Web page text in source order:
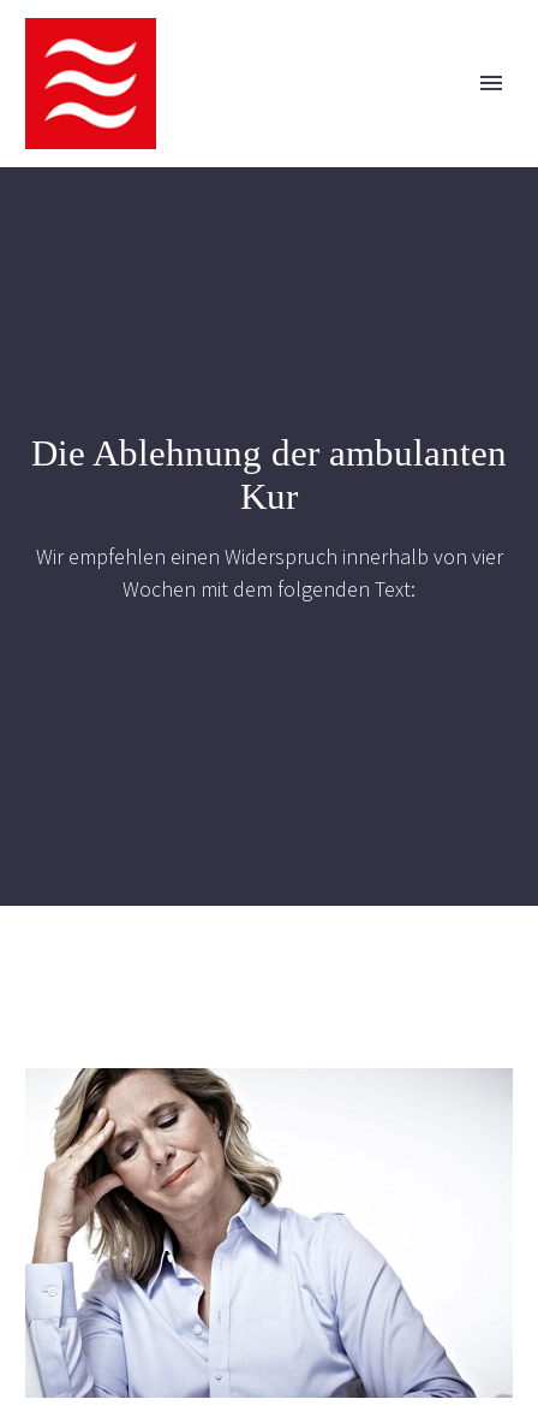
Die Ablehnung der ambulanten
Kur
Wir empfehlen einen Widerspruch innerhalb von vier
Wochen mit dem folgenden Text: